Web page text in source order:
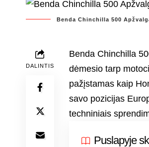
Benda Chinchilla 500
DALINTIS
Benda Chinchilla
dėmesio tarp
pažįstamas kaip
savo pozicijas
techniniais
Puslapyje